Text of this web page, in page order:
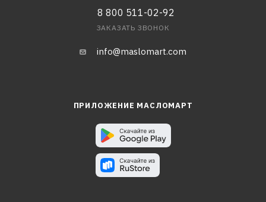
8 800 511-02-92
ЗАКАЗАТЬ ЗВОНОК
info@maslomart.com
ПРИЛОЖЕНИЕ МАСЛОМАРТ